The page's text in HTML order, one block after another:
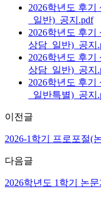
2026학년도 후
_일반)_공지.pdf
2026학년도 후
상담_일반)_공지
2026학년도 후
상담_일반)_공지
2026학년도 후
_일반특별)_공지
이전글
2026-1학기 프로포절(
다음글
2026학년도 1학기 논